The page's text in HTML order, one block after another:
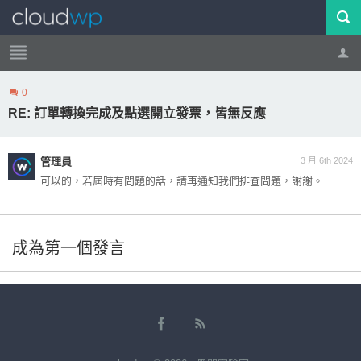
帳號 登出
0
RE: 訂單轉換完成及點選開立發票，皆無反應
3 月 6th 2024
管理員
可以的，若屆時有問題的話，請再通知我們排查問題，謝謝。
成為第一個發言